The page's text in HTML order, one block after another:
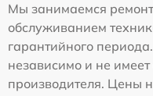
Мы занимаемся
обслуживанием
гарантийного
независимо и не
производителя. Цены